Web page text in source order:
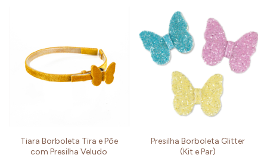
Tiara Borboleta Tira e Põe
com Presilha Veludo
Presilha Borboleta Glitter
(Kit e Par)